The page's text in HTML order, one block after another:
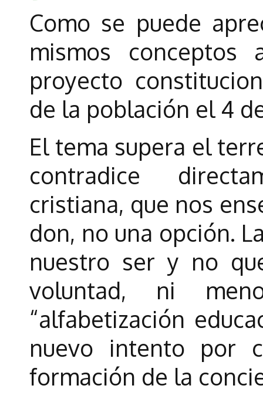
Como se puede
mismos conceptos
proyecto
de la población el 4
El tema supera el
contradice
cristiana, que nos
don, no una opción.
nuestro ser y no
voluntad, ni
“alfabetización
nuevo intento por
formación de la